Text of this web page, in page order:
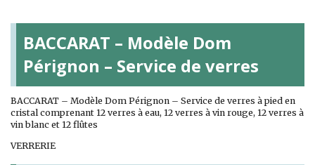
BACCARAT – Modèle Dom
Pérignon – Service de verres
BACCARAT – Modèle Dom Pérignon – Service de verres à pied en
cristal comprenant 12 verres à eau, 12 verres à vin rouge, 12 verres à
vin blanc et 12 flûtes
VERRERIE